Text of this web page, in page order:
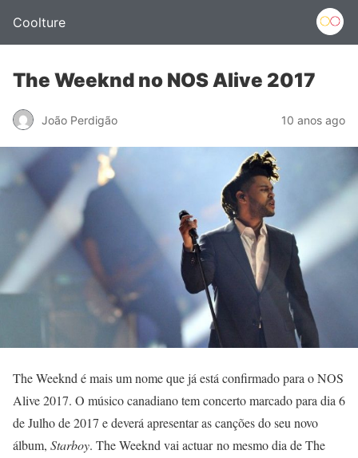
Coolture
The Weeknd no NOS Alive 2017
João Perdigão 10 anos ago
The Weeknd é mais um nome que já está confirmado para o NOS
Alive 2017. O músico canadiano tem concerto marcado para dia 6
de Julho de 2017 e deverá apresentar as canções do seu novo
álbum, Starboy. The Weeknd vai actuar no mesmo dia de The